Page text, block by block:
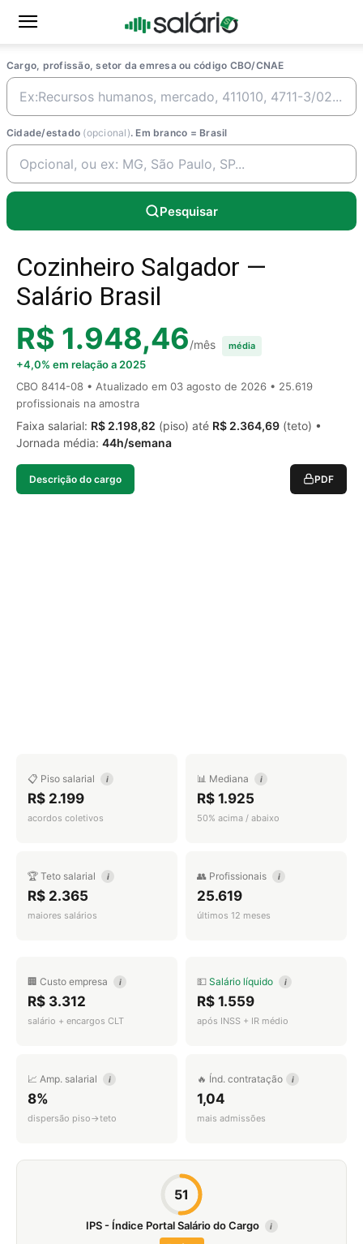
Cargo, profissão, setor da emresa ou código CBO/CNAE
Cidade/estado (opcional). Em branco = Brasil
Pesquisar
Cozinheiro Salgador —
Salário Brasil
R$ 1.948,46/mês média
+4,0% em relação a 2025
CBO 8414-08 • Atualizado em 03 agosto de 2026 • 25.619
profissionais na amostra
Faixa salarial: R$ 2.198,82 (piso) até R$ 2.364,69 (teto) •
Jornada média: 44h/semana
Descrição do cargo PDF
📋 Piso salarial i
R$ 2.199
acordos coletivos
📊 Mediana i
R$ 1.925
50% acima / abaixo
🏆 Teto salarial i
R$ 2.365
maiores salários
👥 Profissionais i
25.619
últimos 12 meses
🏢 Custo empresa i
R$ 3.312
salário + encargos CLT
💵 Salário líquido i
R$ 1.559
após INSS + IR médio
📈 Amp. salarial i
8%
dispersão piso→teto
🔥 Índ. contratação i
1,04
mais admissões
51
IPS - Índice Portal Salário do Cargo i